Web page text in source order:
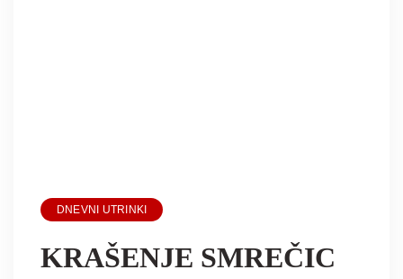
DNEVNI UTRINKI
KRAŠENJE SMREČIC